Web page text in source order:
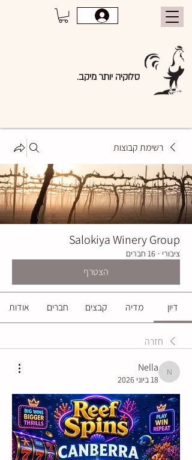
סלוקיה יותר מיקב.
רשימת קבוצות
Salokiya Winery Group
ציבורי · 16 חברים
הצטרף
דיון מדיה קבצים חברים אודות
חזרה
Nella
Nella
18 ביוני 2026